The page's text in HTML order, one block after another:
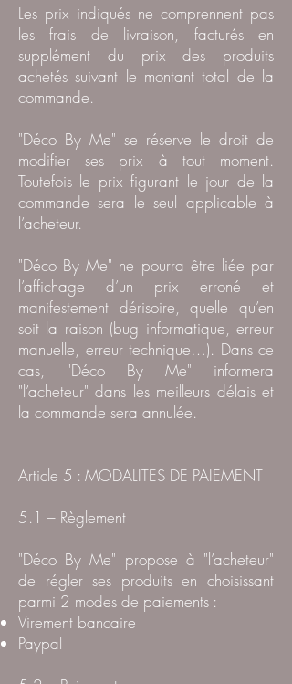
Les prix indiqués ne comprennent pas
les frais de livraison, facturés en
supplément du prix des produits
achetés suivant le montant total de la
commande.
"Déco By Me" se réserve le droit de
modifier ses prix à tout moment.
Toutefois le prix figurant le jour de la
commande sera le seul applicable à
l’acheteur.
"Déco By Me" ne pourra être liée par
l’affichage d’un prix erroné et
manifestement dérisoire, quelle qu’en
soit la raison (bug informatique, erreur
manuelle, erreur technique…). Dans ce
cas, "Déco By Me" informera
"l’acheteur" dans les meilleurs délais et
la commande sera annulée.
Article 5 : MODALITES DE PAIEMENT
5.1 – Règlement
"Déco By Me" propose à "l’acheteur"
de régler ses produits en choisissant
parmi 2 modes de paiements :
Virement bancaire
Paypal​